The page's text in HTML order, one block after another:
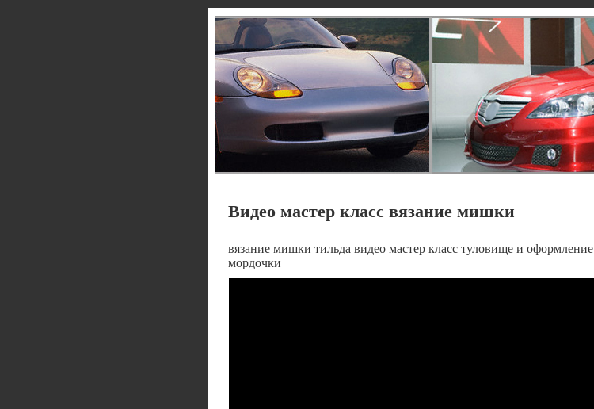
Видео мастер класс вязание мишки
вязание мишки тильда видео мастер класс туловище и оформление
мордочки